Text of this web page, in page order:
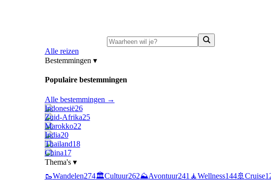
Alle reizen
Bestemmingen ▾
Populaire bestemmingen
Alle bestemmingen →
Indonesië26
Zuid-Afrika25
Marokko22
India20
Thailand18
China17
Thema's ▾
🥾Wandelen274🏛️Cultuur262⛰️Avontuur241 🧘Wellness144🚢 Cruise